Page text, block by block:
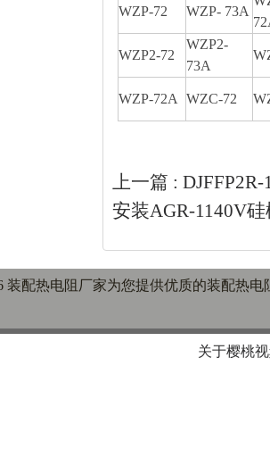
WZP-72 WZP- 73A
WZP2-72
WZP2-
73A
WZP-72A WZC-72
上一篇 :
安装AGR-1140V
装配热电阻厂家为您提供优质的装配热电
关于樱桃